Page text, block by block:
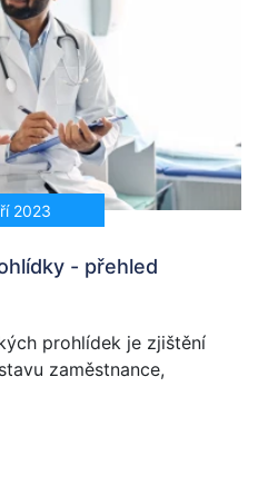
2023
- přehled
prohlídek je zjištění
zaměstnance,